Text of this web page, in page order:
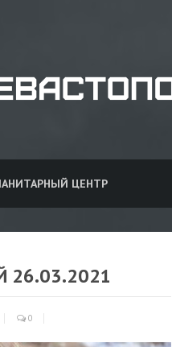
ЦЕНТР
26.03.2021
0